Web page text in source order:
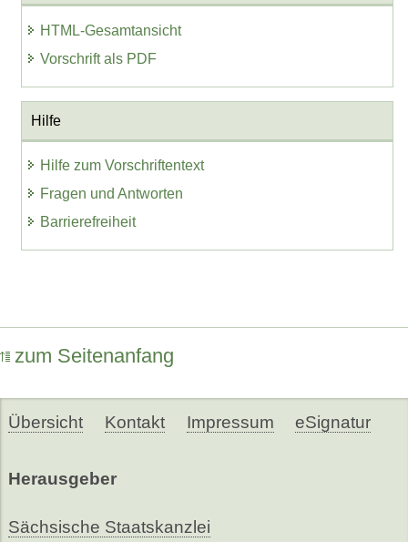
HTML-Gesamtansicht
Vorschrift als PDF
Hilfe
Hilfe zum Vorschriftentext
Fragen und Antworten
Barrierefreiheit
zum Seitenanfang
Übersicht Kontakt Impressum eSignatur
Herausgeber
Sächsische Staatskanzlei